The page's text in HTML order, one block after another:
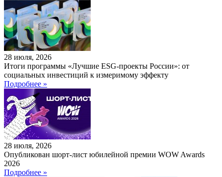
28 июля, 2026
Итоги программы «Лучшие ESG-проекты России»: от
социальных инвестиций к измеримому эффекту
Подробнее »
28 июля, 2026
Опубликован шорт-лист юбилейной премии WOW Awards
2026
Подробнее »